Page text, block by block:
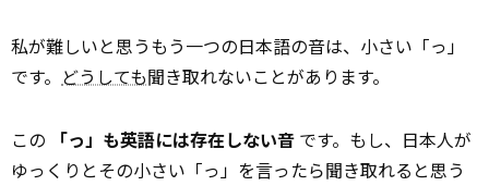
私が難しいと思うもう一つの日本語の音は、小さい「っ」
です。 どうしても聞き取れないことがあります。
この 「っ」も英語には存在しない音 です。もし、日本人が
ゆっくりとその小さい「っ」を言ったら聞き取れると思う